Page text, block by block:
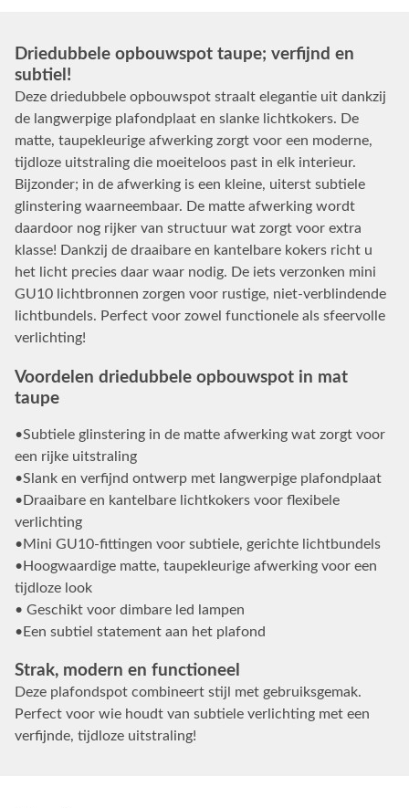
Driedubbele opbouwspot taupe; verfijnd en
subtiel!
Deze driedubbele opbouwspot straalt elegantie uit dankzij
de langwerpige plafondplaat en slanke lichtkokers. De
matte, taupekleurige afwerking zorgt voor een moderne,
tijdloze uitstraling die moeiteloos past in elk interieur.
Bijzonder; in de afwerking is een kleine, uiterst subtiele
glinstering waarneembaar. De matte afwerking wordt
daardoor nog rijker van structuur wat zorgt voor extra
klasse! Dankzij de draaibare en kantelbare kokers richt u
het licht precies daar waar nodig. De iets verzonken mini
GU10 lichtbronnen zorgen voor rustige, niet-verblindende
lichtbundels. Perfect voor zowel functionele als sfeervolle
verlichting!
Voordelen driedubbele opbouwspot in mat
taupe
•Subtiele glinstering in de matte afwerking wat zorgt voor
een rijke uitstraling
•Slank en verfijnd ontwerp met langwerpige plafondplaat
•Draaibare en kantelbare lichtkokers voor flexibele
verlichting
•Mini GU10-fittingen voor subtiele, gerichte lichtbundels
•Hoogwaardige matte, taupekleurige afwerking voor een
tijdloze look
• Geschikt voor dimbare led lampen
•Een subtiel statement aan het plafond
Strak, modern en functioneel
Deze plafondspot combineert stijl met gebruiksgemak.
Perfect voor wie houdt van subtiele verlichting met een
verfijnde, tijdloze uitstraling!